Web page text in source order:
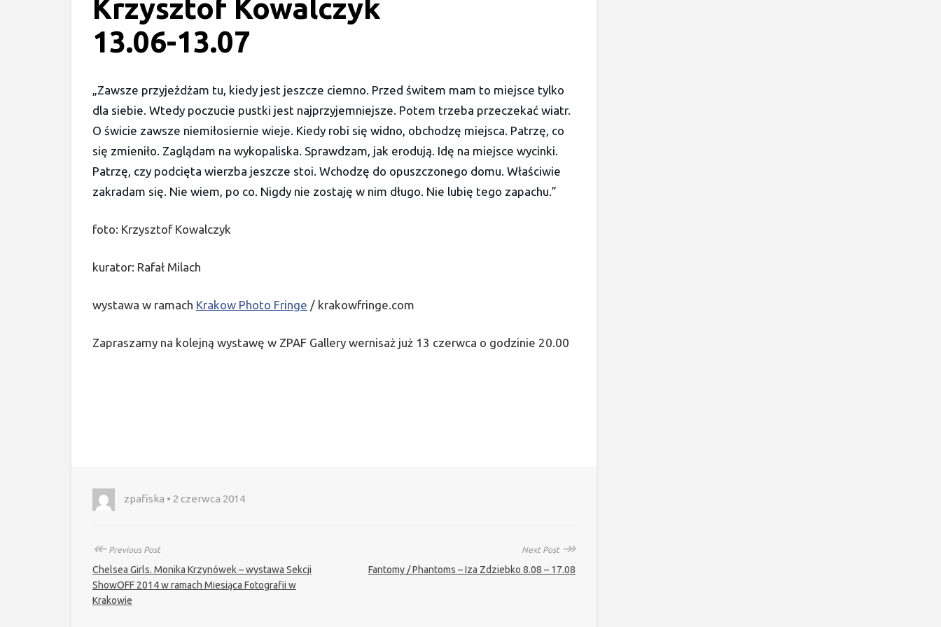
Krzysztof Kowalczyk
13.06-13.07
„Zawsze przyjeżdżam tu, kiedy jest jeszcze ciemno. Przed świtem mam to miejsce tylko
dla siebie. Wtedy poczucie pustki jest najprzyjemniejsze. Potem trzeba przeczekać wiatr.
O świcie zawsze niemiłosiernie wieje. Kiedy robi się widno, obchodzę miejsca. Patrzę, co
się zmieniło. Zaglądam na wykopaliska. Sprawdzam, jak erodują. Idę na miejsce wycinki.
Patrzę, czy podcięta wierzba jeszcze stoi. Wchodzę do opuszczonego domu. Właściwie
zakradam się. Nie wiem, po co. Nigdy nie zostaję w nim długo. Nie lubię tego zapachu.”
foto: Krzysztof Kowalczyk
kurator: Rafał Milach
wystawa w ramach Krakow Photo Fringe / krakowfringe.com
Zapraszamy na kolejną wystawę w ZPAF Gallery wernisaż już 13 czerwca o godzinie 20.00
zpafiska • 2 czerwca 2014
↞Previous Post
Chelsea Girls. Monika Krzynówek – wystawa Sekcji
ShowOFF 2014 w ramach Miesiąca Fotografii w
Krakowie
Next Post ↠
Fantomy / Phantoms – Iza Zdziebko 8.08 – 17.08